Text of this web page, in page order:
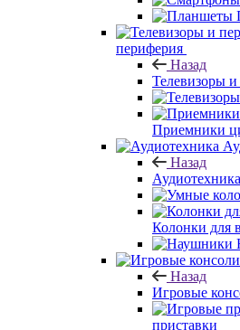
периферия
Назад
Телевизоры
Приемники
Назад
Аудиотехника
Колонки для
Назад
Игровые
приставки